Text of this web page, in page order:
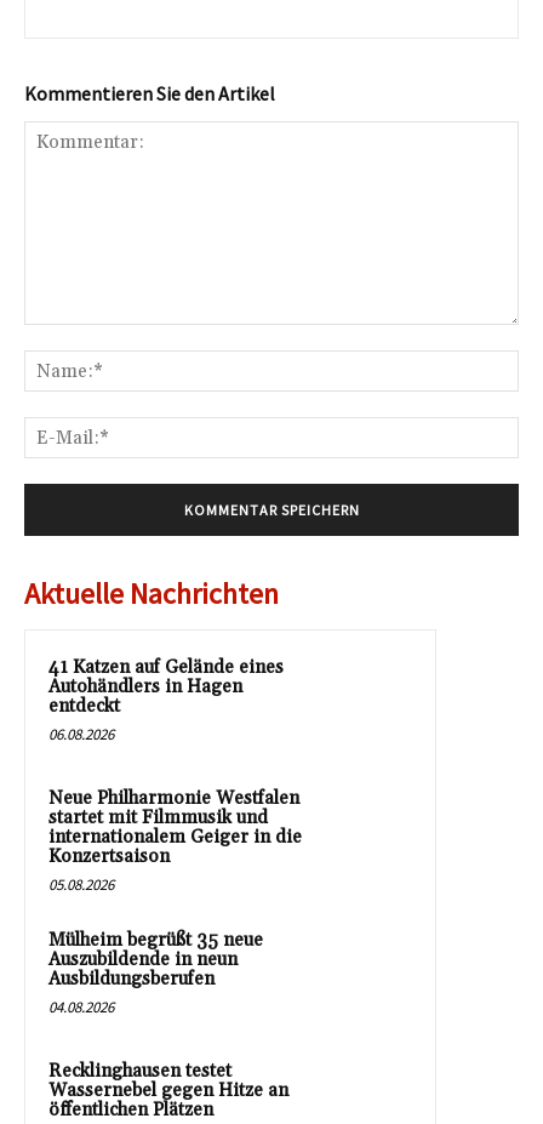
Kommentieren Sie den Artikel
Aktuelle Nachrichten
41 Katzen auf Gelände eines
Autohändlers in Hagen
entdeckt
06.08.2026
Neue Philharmonie Westfalen
startet mit Filmmusik und
internationalem Geiger in die
Konzertsaison
05.08.2026
Mülheim begrüßt 35 neue
Auszubildende in neun
Ausbildungsberufen
04.08.2026
Recklinghausen testet
Wassernebel gegen Hitze an
öffentlichen Plätzen